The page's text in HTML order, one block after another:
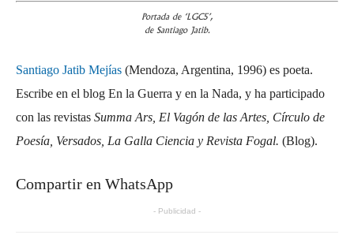
Portada de ‘LGC5’,
de Santiago Jatib.
Santiago Jatib Mejías (Mendoza, Argentina, 1996) es poeta.
Escribe en el blog En la Guerra y en la Nada, y ha participado
con las revistas Summa Ars, El Vagón de las Artes, Círculo de
Poesía, Versados, La Galla Ciencia y Revista Fogal. (Blog).
Compartir en WhatsApp
- Publicidad -